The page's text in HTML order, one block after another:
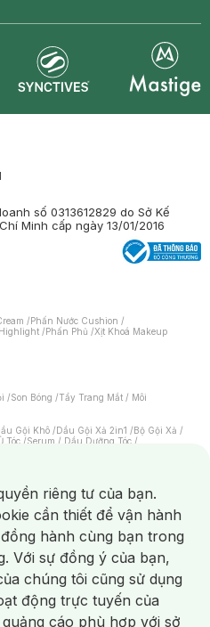
số 0313612829 do Sở Kế
Minh cấp ngày 13/01/2016
/Phấn Nước Cushion /
/Phấn Phủ /Xịt Khoá Makeup
/Son Bóng /Tẩy Trang Mắt / Môi
Gội Khô /Dầu Gội Xả 2in1 /Bộ Gội Xả /
Tóc /Serum / Dầu Dưỡng Tóc /
Cấp Xịt Thơm Toàn Thân
Mặt Nạ Xông Hơi/Nước Rửa Tay
Răng /Bàn Chải Điện/
Tăm Nước Nước Súc Miệng
Dịch Vệ Sinh/Dưỡng Vùng Kín/
Tampon Bọt Cạo Râu Dao Cạo Râu/
riêng tư của bạn.
cần thiết để vận hành
hành cùng bạn trong
Với sự đồng ý của bạn,
chúng tôi cũng sử dụng
động trực tuyến của
cáo phù hợp với sở